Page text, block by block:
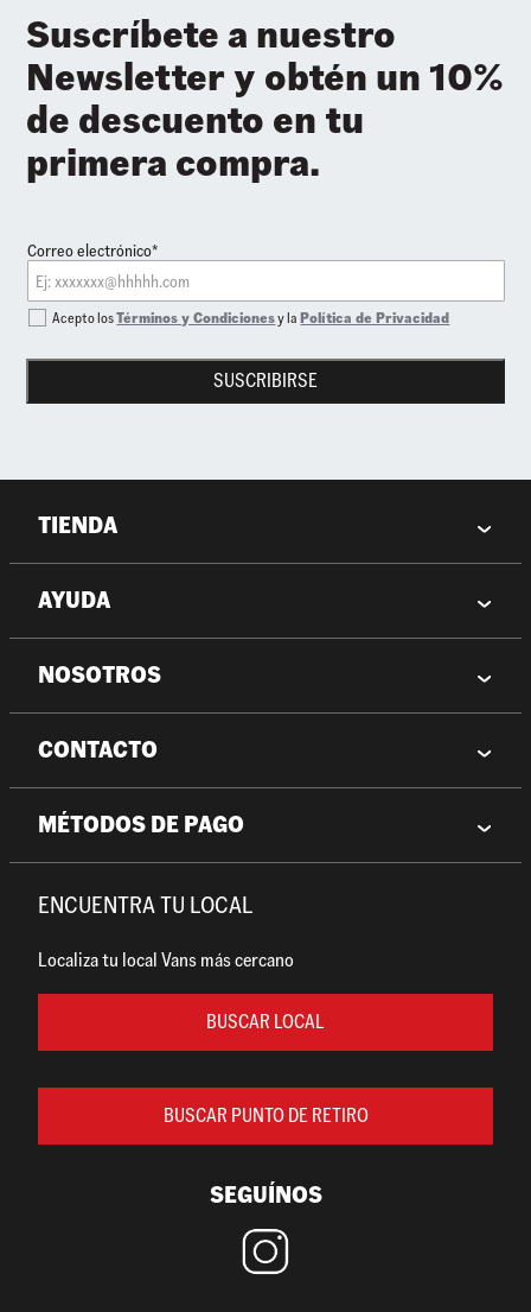
Suscríbete a nuestro
Newsletter y obtén un 10%
de descuento en tu
primera compra.
Correo electrónico*
SUSCRIBIRSE
Acepto losTérminos y Condicionesy laPolítica de Privacidad
TIENDA
AYUDA
NOSOTROS
CONTACTO
MÉTODOS DE PAGO
ENCUENTRA TU LOCAL
Localiza tu local Vans más cercano
BUSCAR LOCAL
BUSCAR PUNTO DE RETIRO
SEGUÍNOS